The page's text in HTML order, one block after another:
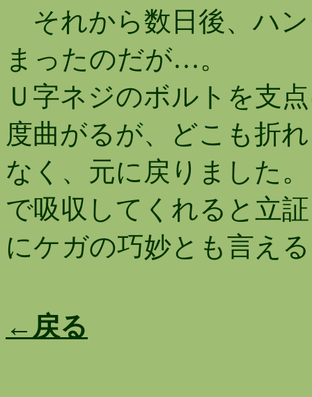
それから数日後、ハ
まったのだが…。
Ｕ字ネジのボルトを支
度曲がるが、どこも折
なく、元に戻りました
で吸収してくれると立
にケガの巧妙とも言え
←戻る